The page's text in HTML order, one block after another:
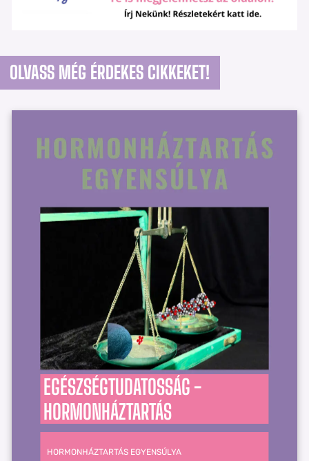
OLVASS MÉG ÉRDEKES CIKKEKET!
EGÉSZSÉGTUDATOSSÁG -
HORMONHÁZTARTÁS
HORMONHÁZTARTÁS EGYENSÚLYA